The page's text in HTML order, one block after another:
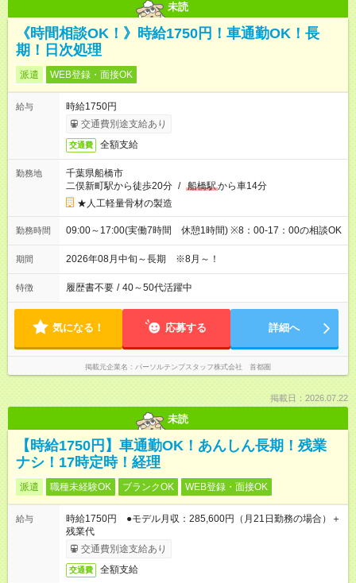
未読
《時間相談OK！》時給1750円！車通勤OK！長
期！日次処理
派遣 WEB登録・面接OK
給与
時給1750円
交通費別途支給あり
交通費 全額支給
勤務地
千葉県船橋市
二俣新町駅から徒歩20分 / 船橋駅から車14分
★人工軽量骨材の製造
勤務時間 09:00～17:00(実働7時間 休憩1時間) ※8：00-17：00の相談OK
期間 2026年08月中旬～長期 ※8月～！
特徴 履歴書不要 / 40～50代活躍中
気になる！ 応募する 詳細へ
掲載元企業名 パーソルテンプスタッフ株式会社 首都圏
掲載日：2026.07.22
未読
【時給1750円】車通勤OK！あんしん長期！残業
ナシ！17時定時！経理
派遣 職種未経験OK ブランクOK WEB登録・面接OK
給与
時給1750円 ●モデル月収：285,600円（月21日勤務の場合）＋
残業代
交通費別途支給あり
交通費 全額支給